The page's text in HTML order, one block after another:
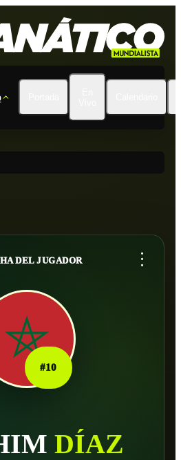
DEL JUGADOR ...
#10
DÍAZ